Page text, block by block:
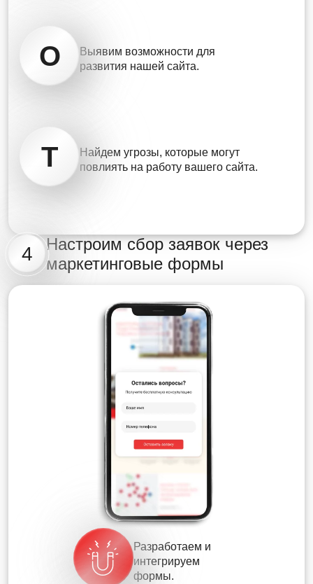
O
Выявим возможности для
развития нашей сайта.
T
Найдем угрозы, которые могут
повлиять на работу вашего сайта.
4
Настроим сбор заявок через
маркетинговые формы
Разработаем и
интегрируем
формы.